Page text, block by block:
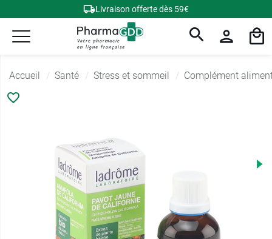
Livraison offerte dès 59€
Accueil Santé Stress et sommeil Complément